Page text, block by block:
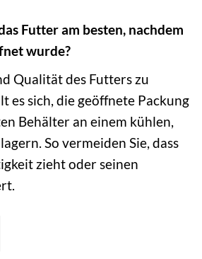
Futter am besten, nachdem
wurde?
Qualität des Futters zu
es sich, die geöffnete Packung
Behälter an einem kühlen,
So vermeiden Sie, dass
zieht oder seinen